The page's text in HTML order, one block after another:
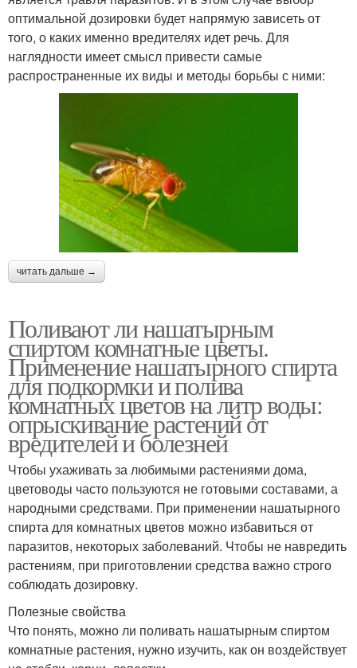
оптимальной дозировки будет напрямую зависеть от
того, о каких именно вредителях идет речь. Для
наглядности имеет смысл привести самые
распространенные их виды и методы борьбы с ними:
читать дальше →
Поливают ли нашатырным
спиртом комнатные цветы.
Применение нашатырного спирта
для подкормки и полива
комнатных цветов на литр воды:
опрыскивание растений от
вредителей и болезней
Чтобы ухаживать за любимыми растениями дома,
цветоводы часто пользуются не готовыми составами, а
народными средствами. При применении нашатырного
спирта для комнатных цветов можно избавиться от
паразитов, некоторых заболеваний. Чтобы не навредить
растениям, при приготовлении средства важно строго
соблюдать дозировку.
Полезные свойства
Что понять, можно ли поливать нашатырным спиртом
комнатные растения, нужно изучить, как он воздействует